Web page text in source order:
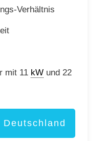
Verhältnis
mit 11 kW und 22